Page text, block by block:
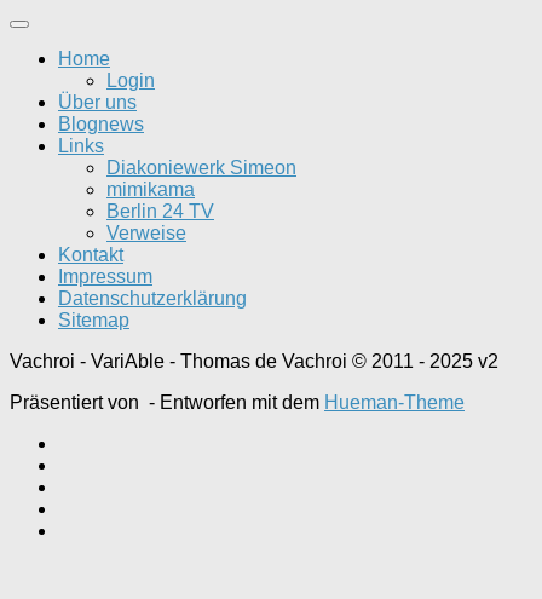
Home
Login
Über uns
Blognews
Links
Diakoniewerk Simeon
mimikama
Berlin 24 TV
Verweise
Kontakt
Impressum
Datenschutzerklärung
Sitemap
Vachroi - VariAble - Thomas de Vachroi © 2011 - 2025 v2
Präsentiert von - Entworfen mit dem Hueman-Theme